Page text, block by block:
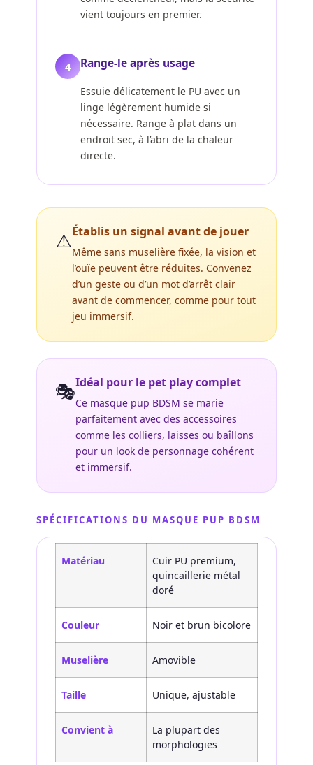
vient toujours en premier.
4 Range-le après usage
Essuie délicatement le PU avec un
linge légèrement humide si
nécessaire. Range à plat dans un
endroit sec, à l’abri de la chaleur
directe.
⚠️Établis un signal avant de jouer
Même sans muselière fixée, la vision et
l’ouïe peuvent être réduites. Convenez
d’un geste ou d’un mot d’arrêt clair
avant de commencer, comme pour tout
jeu immersif.
🎭Idéal pour le pet play complet
Ce masque pup BDSM se marie
parfaitement avec des accessoires
comme les colliers, laisses ou baîllons
pour un look de personnage cohérent
et immersif.
SPÉCIFICATIONS DU MASQUE PUP BDSM
Matériau
Cuir PU premium,
quincaillerie métal
doré
Couleur Noir et brun bicolore
Muselière Amovible
Taille Unique, ajustable
Convient à
La plupart des
morphologies